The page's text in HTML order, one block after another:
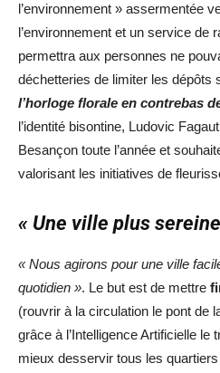
l’environnement » assermentée
l’environnement et un service de
permettra aux personnes ne
déchetteries de limiter les dépôts
l’horloge florale en contrebas
l’identité bisontine, Ludovic
Besançon toute l’année et
valorisant les initiatives de
« Une ville plus
« Nous agirons pour une ville
quotidien ». Le but est de mettre
(rouvrir à la circulation le pont de
grâce à l’Intelligence Artificielle
mieux desservir tous les